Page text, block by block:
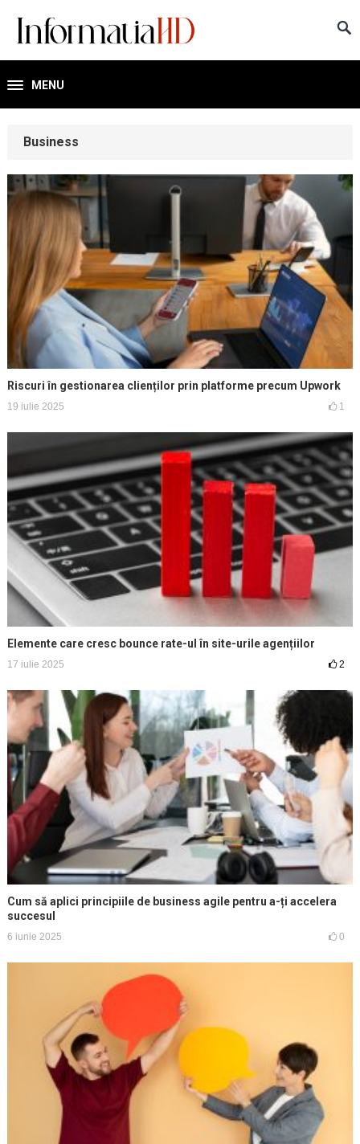
MENU
Business
Riscuri în gestionarea clienților prin platforme precum Upwork
19 iulie 2025 1
Elemente care cresc bounce rate-ul în site-urile agențiilor
17 iulie 2025 2
Cum să aplici principiile de business agile pentru a-ți accelera
succesul
6 iunie 2025 0